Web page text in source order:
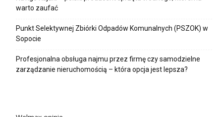
warto zaufać
Punkt Selektywnej Zbiórki Odpadów Komunalnych (PSZOK) w
Sopocie
Profesjonalna obsługa najmu przez firmę czy samodzielne
zarządzanie nieruchomością – która opcja jest lepsza?